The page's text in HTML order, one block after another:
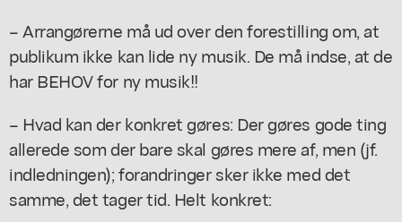
– Arrangørerne må ud over den forestilling om, at
publikum ikke kan lide ny musik. De må indse, at de
har BEHOV for ny musik!!
– Hvad kan der konkret gøres: Der gøres gode ting
allerede som der bare skal gøres mere af, men (jf.
indledningen); forandringer sker ikke med det
samme, det tager tid. Helt konkret: